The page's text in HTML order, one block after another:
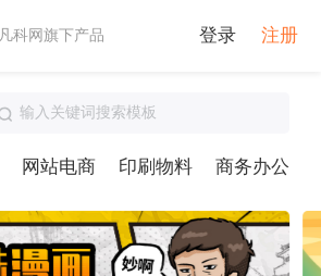
凡科网旗下产品 登录 注册
输入关键词搜索模板
网站电商 印刷物料 商务办公